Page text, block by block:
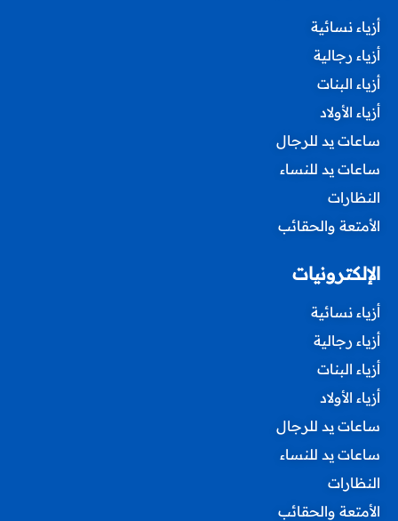
أزياء نسائية
أزياء رجالية
أزياء البنات
أزياء الأولاد
ساعات يد للرجال
ساعات يد للنساء
النظارات
الأمتعة والحقائب
الإلكترونيات
أزياء نسائية
أزياء رجالية
أزياء البنات
أزياء الأولاد
ساعات يد للرجال
ساعات يد للنساء
النظارات
الأمتعة والحقائب